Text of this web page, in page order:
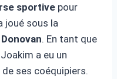
sportive pour
joué sous la
. En tant que
Joakim a eu un
ses coéquipiers.